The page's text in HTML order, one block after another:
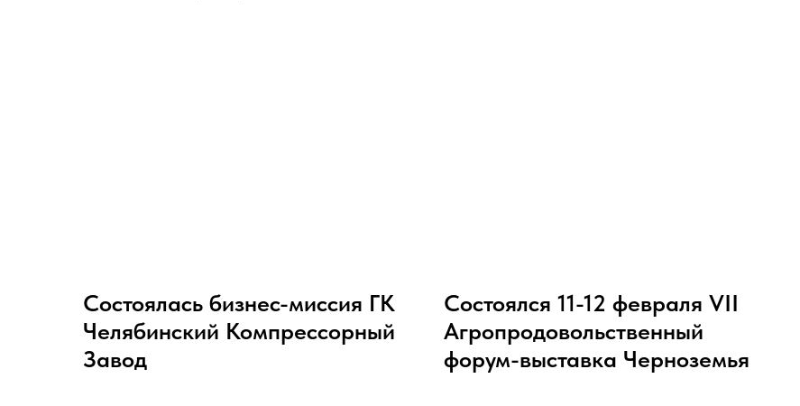
Состоялась бизнес-миссия ГК
Челябинский Компрессорный
Завод
Состоялся 11-12 февраля VII
Агропродовольственный
форум-выставка Черноземья